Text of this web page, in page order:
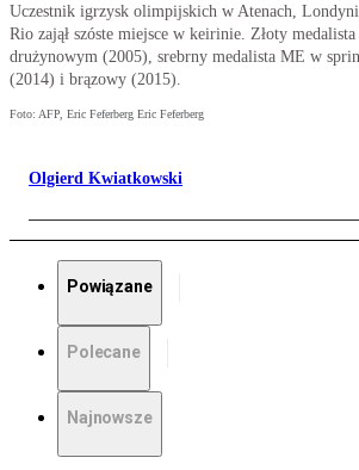
Uczestnik igrzysk olimpijskich w Atenach,
Rio zajął szóste miejsce w keirinie. Złoty
drużynowym (2005), srebrny medalista ME w
(2014) i brązowy (2015).
Foto: AFP, Eric Feferberg Eric Feferberg
Olgierd Kwiatkowski
Powiązane
Polecane
Najnowsze